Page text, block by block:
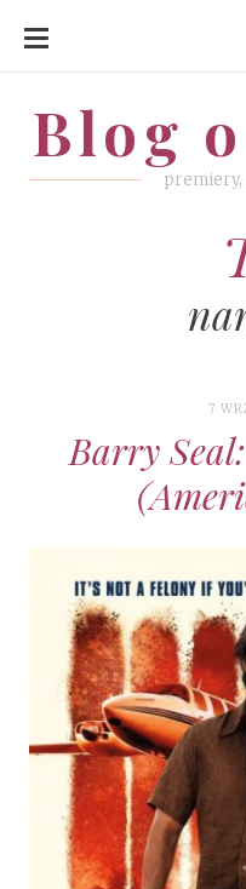
SKIP
CONTENT
Blog
Blog
7
Barry